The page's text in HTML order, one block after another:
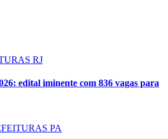
RJ
edital iminente com 836 vagas para
PA